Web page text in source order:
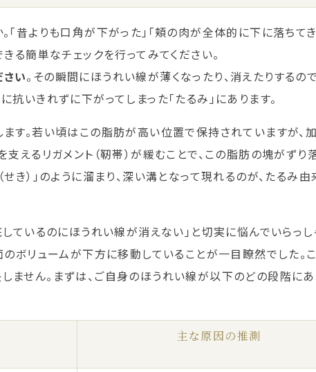
昔よりも口角が下がった」「頬の肉が全体的に下に落ちて
る簡単なチェックを行ってみてください。
い。 その瞬間にほうれい線が薄くなったり、消えたりするの
いきれずに下がってしまった「たるみ」にあります。
す。若い頃はこの脂肪が高い位置で保持されていますが、
えるリガメント（靭帯）が緩むことで、この脂肪の塊がずり
き）」のように溜まり、深い溝となって現れるのが、たるみ由
ているのにほうれい線が消えない」と切実に悩んでいらっし
ボリュームが下方に移動していることが一目瞭然でした。
せん。まずは、ご自身のほうれい線が以下のどの段階にあ
主な原因の推測